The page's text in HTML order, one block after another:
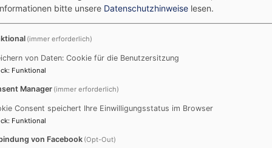
zu den Gemeindemitgliedern zu halten, will man
der Gemeinde vernetzen.
wenn es bereits bewährte Messengerdienste gibt? Das
die die Landeskirche vorgibt, gerecht wird.
Michael Soergel, freigeschaltet wird.« Außerdem ist die
Um die App zu nutzen, legt die Kirchengemeinde ein
Daneben gibt es die Möglichkeit für die Mitglieder, sich
Außerdem können die Teilnehmer über die App auch
bitte unsere Datenschutzhinweise lesen.
(immer erforderlich)
von Daten: Cookie für die Benutzersitzung
: Funktional
Manager (immer erforderlich)
Consent speichert Ihre Einwilligungsstatus im Browser
: Funktional
von Facebook (Opt-Out)